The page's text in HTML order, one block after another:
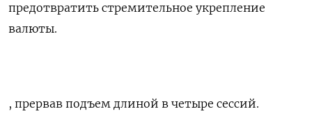
предотвратить стремительное укрепление
валюты.
, прервав подъем длиной в четыре сессий.